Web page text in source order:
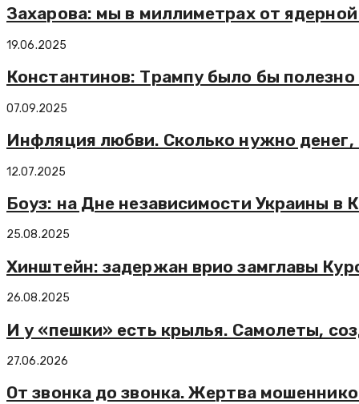
Захарова: мы в миллиметрах от
19.06.2025
Константинов: Трампу было бы
07.09.2025
Инфляция любви. Сколько нужно
12.07.2025
Боуз: на Дне независимости Украины в
25.08.2025
Хинштейн: задержан врио замглавы
26.08.2025
И у «пешки» есть крылья. Самолеты,
27.06.2026
От звонка до звонка. Жертва